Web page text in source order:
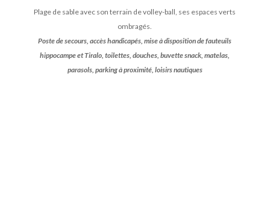
Plage de sable avec son terrain de volley-ball, ses espaces verts
ombragés.
Poste de secours, accès handicapés, mise à disposition de fauteuils
hippocampe et Tiralo, toilettes, douches, buvette snack, matelas,
parasols, parking à proximité, loisirs nautiques